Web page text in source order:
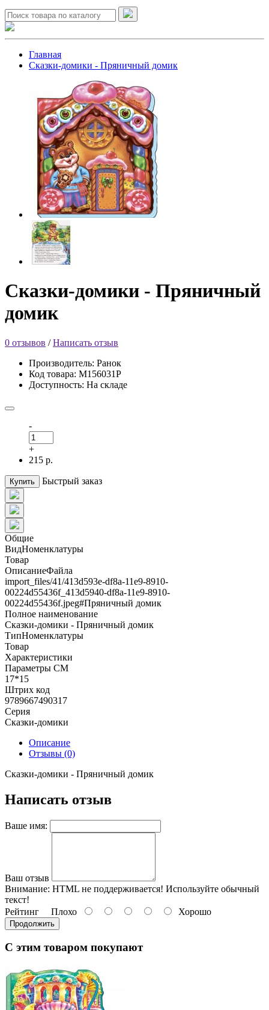
Главная
Сказки-домики - Пряничный домик
Сказки-домики - Пряничный
домик
0 отзывов /Написать отзыв
Производитель: Ранок
Код товара: М156031Р
Доступность: На складе
-
+
215 р.
Купить Быстрый заказ
Общие
ВидНоменклатуры
Товар
ОписаниеФайла
import_files/41/413d593e-df8a-11e9-8910-
00224d55436f_413d5940-df8a-11e9-8910-
00224d55436f.jpeg#Пряничный домик
Полное наименование
Сказки-домики - Пряничный домик
ТипНоменклатуры
Товар
Характеристики
Параметры СМ
17*15
Штрих код
9789667490317
Серия
Сказки-домики
Описание
Отзывы (0)
Сказки-домики - Пряничный домик
Написать отзыв
Ваше имя:
Ваш отзыв
Внимание: HTML не поддерживается! Используйте обычный
текст!
Рейтинг Плохо Хорошо
Продолжить
С этим товаром покупают